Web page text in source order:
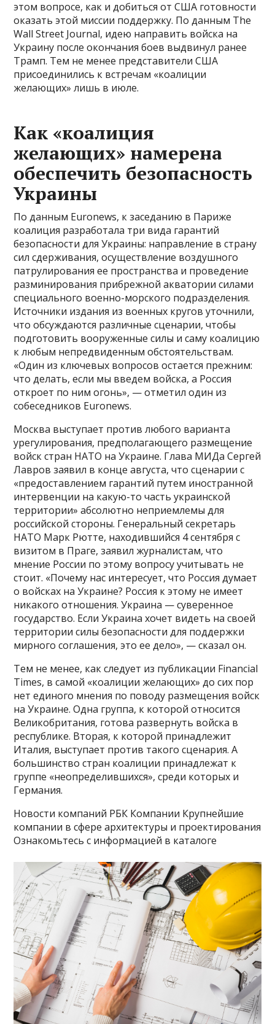
этом вопросе, как и добиться от США готовности
оказать этой миссии поддержку. По данным The
Wall Street Journal, идею направить войска на
Украину после окончания боев выдвинул ранее
Трамп. Тем не менее представители США
присоединились к встречам «коалиции
желающих» лишь в июле.
Как «коалиция
желающих» намерена
обеспечить безопасность
Украины
По данным Euronews, к заседанию в Париже
коалиция разработала три вида гарантий
безопасности для Украины: направление в страну
сил сдерживания, осуществление воздушного
патрулирования ее пространства и проведение
разминирования прибрежной акватории силами
специального военно-морского подразделения.
Источники издания из военных кругов уточнили,
что обсуждаются различные сценарии, чтобы
подготовить вооруженные силы и саму коалицию
к любым непредвиденным обстоятельствам.
«Один из ключевых вопросов остается прежним:
что делать, если мы введем войска, а Россия
откроет по ним огонь», — отметил один из
собеседников Euronews.
Москва выступает против любого варианта
урегулирования, предполагающего размещение
войск стран НАТО на Украине. Глава МИДа Сергей
Лавров заявил в конце августа, что сценарии с
«предоставлением гарантий путем иностранной
интервенции на какую-то часть украинской
территории» абсолютно неприемлемы для
российской стороны. Генеральный секретарь
НАТО Марк Рютте, находившийся 4 сентября с
визитом в Праге, заявил журналистам, что
мнение России по этому вопросу учитывать не
стоит. «Почему нас интересует, что Россия думает
о войсках на Украине? Россия к этому не имеет
никакого отношения. Украина — суверенное
государство. Если Украина хочет видеть на своей
территории силы безопасности для поддержки
мирного соглашения, это ее дело», — сказал он.
Тем не менее, как следует из публикации Financial
Times, в самой «коалиции желающих» до сих пор
нет единого мнения по поводу размещения войск
на Украине. Одна группа, к которой относится
Великобритания, готова развернуть войска в
республике. Вторая, к которой принадлежит
Италия, выступает против такого сценария. А
большинство стран коалиции принадлежат к
группе «неопределившихся», среди которых и
Германия.
Новости компаний РБК Компании Крупнейшие
компании в сфере архитектуры и проектирования
Ознакомьтесь с информацией в каталоге